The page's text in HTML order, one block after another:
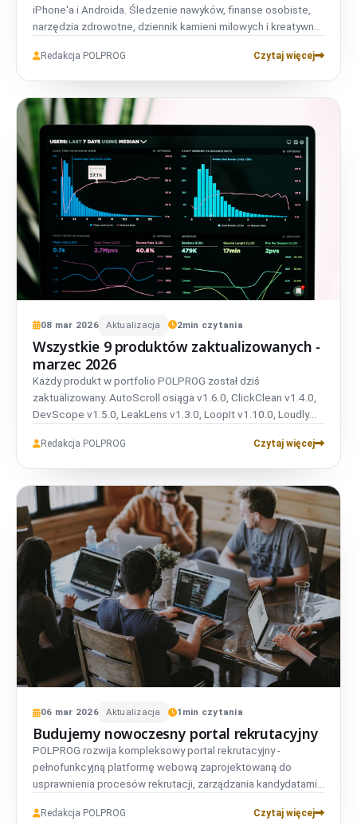
iPhone'a i Androida. Śledzenie nawyków, finanse osobiste,
narzędzia zdrowotne, dziennik kamieni milowych i kreatywny
priorytetem prywatności i działa świetnie offline. Zaproszenia
Redakcja POLPROG Czytaj więcej
08 mar 2026 Aktualizacja 2min czytania
Wszystkie 9 produktów zaktualizowanych -
marzec 2026
Każdy produkt w portfolio POLPROG został dziś
zaktualizowany. AutoScroll osiąga v1.6.0, ClickClean v1.4.0,
DevScope v1.5.0, LeakLens v1.3.0, LoopIt v1.10.0, Loudly
v1.2.0. Strona zyskała też politykę prywatności RODO, lepsze
Redakcja POLPROG Czytaj więcej
06 mar 2026 Aktualizacja 1 min czytania
Budujemy nowoczesny portal rekrutacyjny
POLPROG rozwija kompleksowy portal rekrutacyjny -
pełnofunkcyjną platformę webową zaprojektowaną do
usprawnienia procesów rekrutacji, zarządzania kandydatami i
nowoczesnych technologii zapewniających skalowalność i
Redakcja POLPROG Czytaj więcej